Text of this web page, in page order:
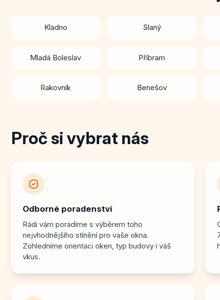
Kladno Slaný
Mladá Boleslav Příbram
Rakovník Benešov
Proč si vybrat nás
Odborné poradenství
Rádi vám poradíme s výběrem toho
nejvhodnějšího stínění pro vaše okna.
Zohledníme orientaci oken, typ budovy i váš
vkus.